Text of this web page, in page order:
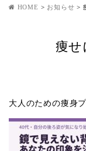
HOME > お知らせ >
痩せ
大人のための痩身